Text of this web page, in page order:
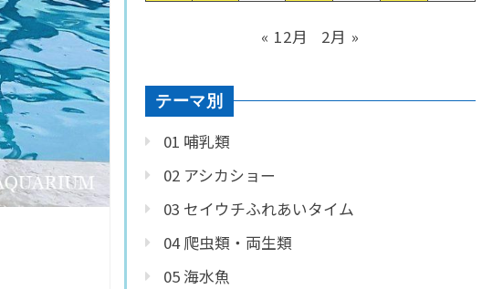
« 12月 2月 »
テーマ別
01 哺乳類
02 アシカショー
03 セイウチふれあいタイム
04 爬虫類・両生類
05 海水魚